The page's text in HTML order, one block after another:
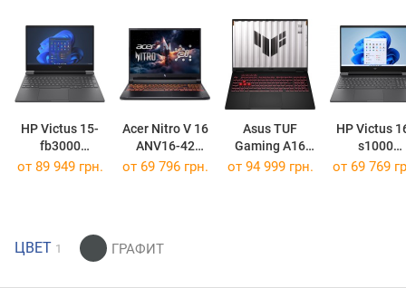
HP Victus 15-
fb3000
[15-fb3022ro]
Acer Nitro V 16
ANV16-42
[NH.QYYEP.003]
Asus TUF
Gaming A16
(2025)
HP Victus
s1000
[16-
от 89 949 грн. от 69 796 грн. от 94 999 грн. от 69 769
ЦВЕТ 1